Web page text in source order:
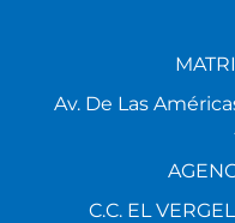
Av. De Las
C.C. EL